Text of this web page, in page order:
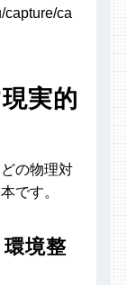
capture/ca
実的
の物理対
です。
境整